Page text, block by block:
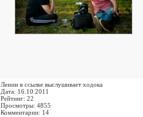
Ленин в ссылке выслушивает ходока
Дата: 16.10.2011
Рейтинг: 22
Просмотры: 4855
Комментарии: 14